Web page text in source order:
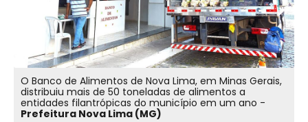
O Banco de Alimentos de Nova Lima, em Minas Gerais,
distribuiu mais de 50 toneladas de alimentos a
entidades filantrópicas do município em um ano -
Prefeitura Nova Lima (MG)